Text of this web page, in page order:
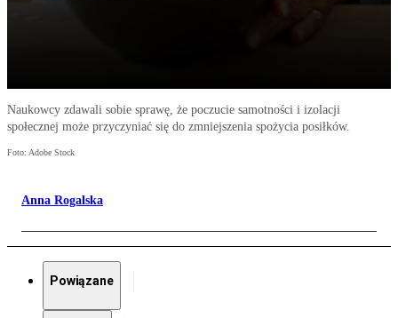
Naukowcy zdawali sobie sprawę, że poczucie samotności i izolacji
społecznej może przyczyniać się do zmniejszenia spożycia posiłków.
Foto: Adobe Stock
Anna Rogalska
Powiązane